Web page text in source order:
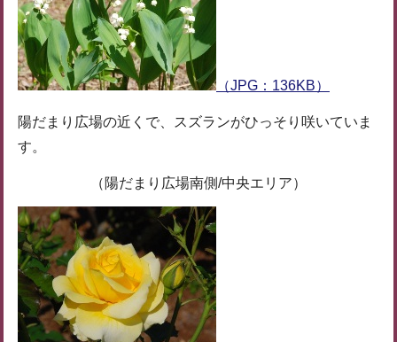
（JPG：136KB）
陽だまり広場の近くで、スズランがひっそり咲いていま
す。
（陽だまり広場南側/中央エリア）